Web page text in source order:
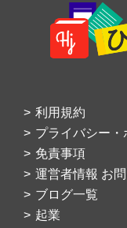
Footer
利用規約
プライバシー・
免責事項
運営者情報 お
ブログ一覧
起業